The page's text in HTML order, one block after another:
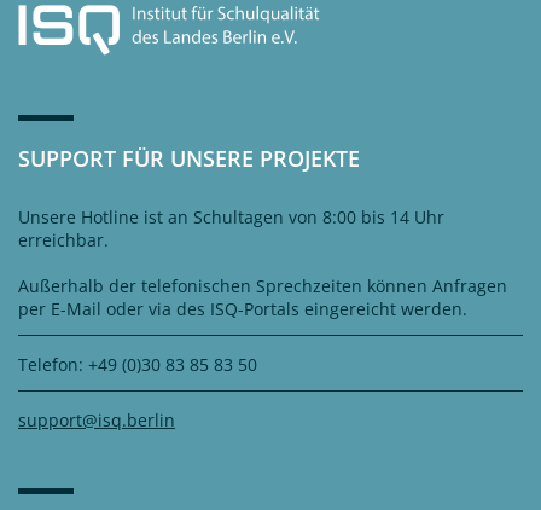
SUPPORT FÜR UNSERE PROJEKTE
Unsere Hotline ist an Schultagen von 8:00 bis 14 Uhr
erreichbar.
Außerhalb der telefonischen Sprechzeiten können Anfragen
per E-Mail oder via des ISQ-Portals eingereicht werden.
Telefon: +49 (0)30 83 85 83 50
support@isq.berlin